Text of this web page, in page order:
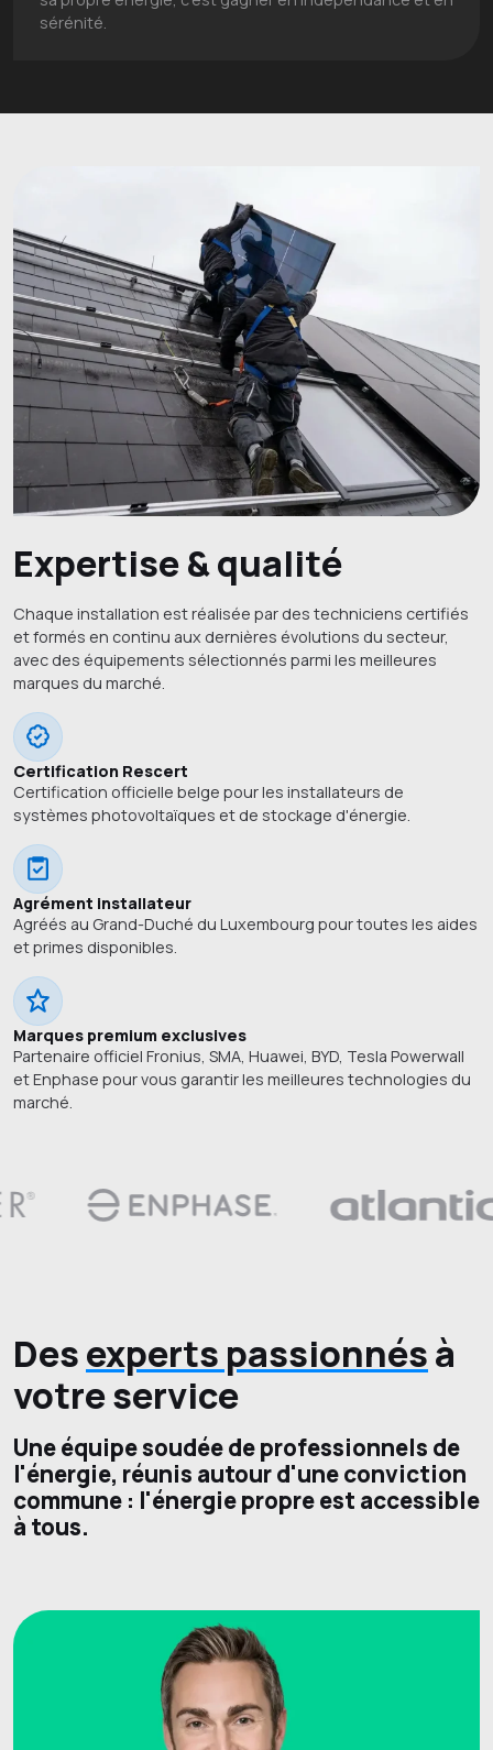
sérénité.
Expertise & qualité
Chaque installation est réalisée par des techniciens certifiés
et formés en continu aux dernières évolutions du secteur,
avec des équipements sélectionnés parmi les meilleures
marques du marché.
Certification Rescert
Certification officielle belge pour les installateurs de
systèmes photovoltaïques et de stockage d'énergie.
Agrément installateur
Agréés au Grand-Duché du Luxembourg pour toutes les aides
et primes disponibles.
Marques premium exclusives
Partenaire officiel Fronius, SMA, Huawei, BYD, Tesla Powerwall
et Enphase pour vous garantir les meilleures technologies du
marché.
Desexperts passionnésà
votre service
Une équipe soudée de professionnels de
l'énergie, réunis autour d'une conviction
commune : l'énergie propre est accessible
à tous.